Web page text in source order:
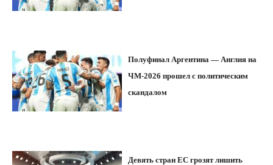
Полуфинал Аргентина — Англия на
ЧМ-2026 прошел с политическим
скандалом
Девять стран ЕС грозят лишить